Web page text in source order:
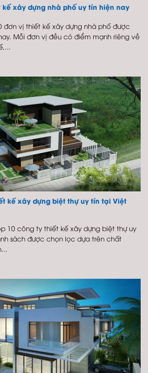
kế xây dựng nhà phố uy tín hiện nay
đơn vị thiết kế xây dựng nhà phố được
Mỗi đơn vị đều có điểm mạnh riêng về
kế xây dựng biệt thự uy tín tại Việt
10 công ty thiết kế xây dựng biệt thự uy
sách được chọn lọc dựa trên chất